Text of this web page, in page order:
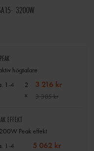
3200W
högtalare
1-4
2
x
3 216 kr
3 385 kr
EFFEKT
Peak effekt
1-4
5 062 kr